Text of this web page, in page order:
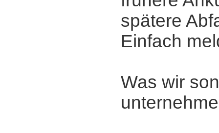
spätere
Einfach
Was wir